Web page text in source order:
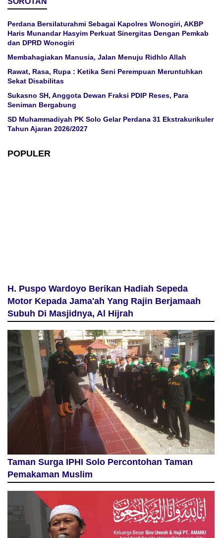
Perdana Bersilaturahmi Sebagai Kapolres Wonogiri, AKBP
Haris Munandar Hasyim Perkuat Sinergitas Dengan Pemkab
dan DPRD Wonogiri
Membahagiakan Manusia, Jalan Menuju Ridhlo Allah
Rawat, Rasa, Rupa : Ketika Seni Perempuan Meruntuhkan
Sekat Disabilitas
Sukasno SH, Anggota Dewan Fraksi PDIP Reses, Para
Seniman Bergabung
SD Muhammadiyah PK Solo Gelar Perdana 31 Ekstrakurikuler
Tahun Ajaran 2026/2027
POPULER
H. Puspo Wardoyo Berikan Hadiah Sepeda
Motor Kepada Jama'ah Yang Rajin Berjamaah
Subuh Di Masjidnya, Al Hijrah
Taman Surga IPHI Solo Percontohan Taman
Pemakaman Muslim